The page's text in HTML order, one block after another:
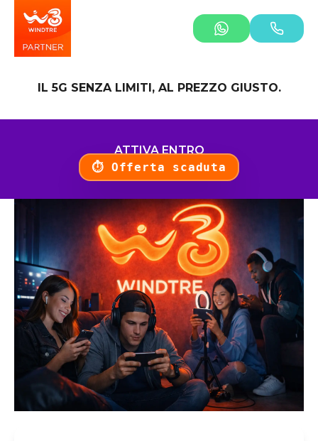
IL 5G SENZA LIMITI, AL PREZZO GIUSTO.
ATTIVA ENTRO
⏱️ Offerta scaduta